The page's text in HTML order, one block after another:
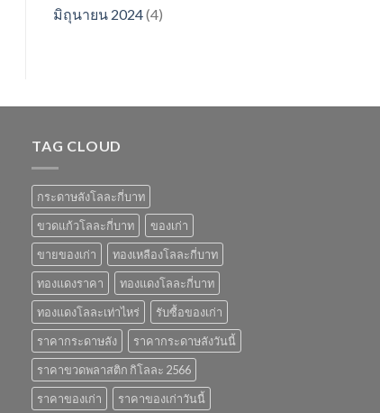
มิถุนายน 2024(4)
TAG CLOUD
กระดาษลังโลละกี่บาท
ขวดแก้วโลละกี่บาท
ของเก่า
ขายของเก่า
ทองเหลืองโลละกี่บาท
ทองแดงราคา
ทองแดงโลละกี่บาท
ทองแดงโลละเท่าไหร่
รับซื้อของเก่า
ราคากระดาษลัง
ราคากระดาษลังวันนี้
ราคาขวดพลาสติก กิโลละ 2566
ราคาของเก่า
ราคาของเก่าวันนี้